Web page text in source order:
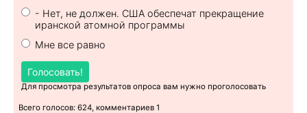
- Нет, не должен. США обеспечат прекращение
иранской атомной программы
Мне все равно
Голосовать!
Для просмотра результатов опроса вам нужно проголосовать
Всего голосов: 624, комментариев 1